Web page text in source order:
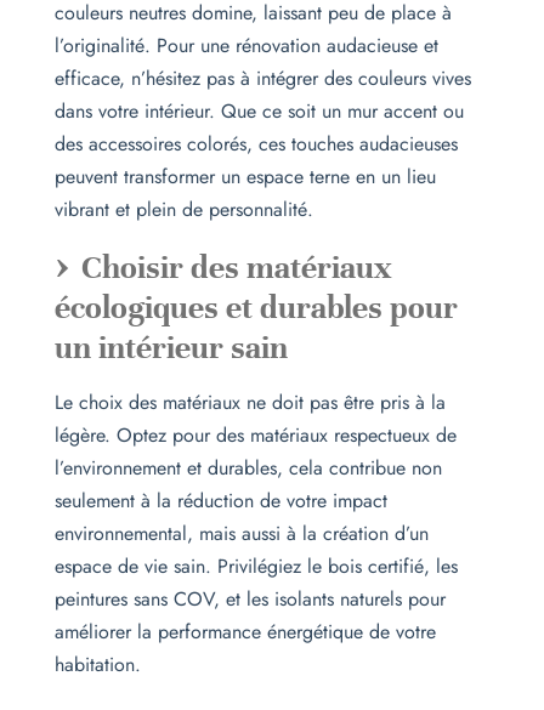
couleurs neutres domine, laissant peu de place à
l’originalité. Pour une rénovation audacieuse et
efficace, n’hésitez pas à intégrer des couleurs vives
dans votre intérieur. Que ce soit un mur accent ou
des accessoires colorés, ces touches audacieuses
peuvent transformer un espace terne en un lieu
vibrant et plein de personnalité.
Choisir des matériaux
écologiques et durables pour
un intérieur sain
Le choix des matériaux ne doit pas être pris à la
légère. Optez pour des matériaux respectueux de
l’environnement et durables, cela contribue non
seulement à la réduction de votre impact
environnemental, mais aussi à la création d’un
espace de vie sain. Privilégiez le bois certifié, les
peintures sans COV, et les isolants naturels pour
améliorer la performance énergétique de votre
habitation.